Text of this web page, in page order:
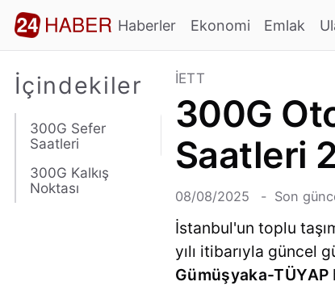
Haberler Ekonomi Emlak
İçindekiler
300G Sefer
Saatleri
300G Kalkış
Noktası
İETT
300G
Saatleri
08/08/2025 Son
İstanbul'un toplu
yılı itibarıyla güncel
Gümüşyaka-TÜYAP